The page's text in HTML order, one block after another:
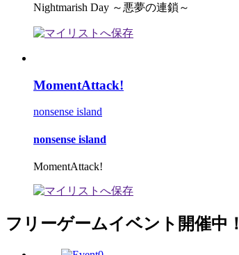
Nightmarish Day ～悪夢の連鎖～
MomentAttack!
nonsense island
nonsense island
MomentAttack!
フリーゲームイベント開催中！